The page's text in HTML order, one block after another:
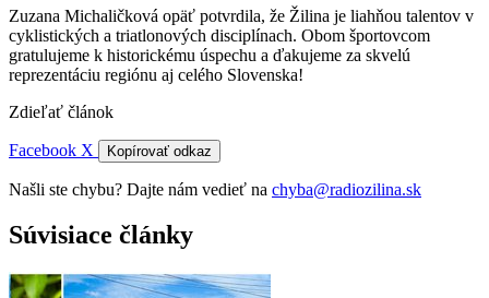
Zuzana Michaličková opäť potvrdila, že Žilina je liahňou talentov v
cyklistických a triatlonových disciplínach. Obom športovcom
gratulujeme k historickému úspechu a ďakujeme za skvelú
reprezentáciu regiónu aj celého Slovenska!
Zdieľať článok
Facebook X Kopírovať odkaz
Našli ste chybu? Dajte nám vedieť na chyba@radiozilina.sk
Súvisiace články